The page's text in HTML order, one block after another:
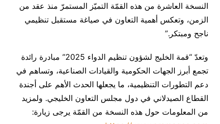
النسخة العاشرة من هذه القمّة التميّز المستمرّ منذ عقد من
الزمن، وتعكس أهمية التعاون في صياغة مستقبل تنظيمي
ناجح ومبتكر.”
وتعدّ “قمة الخليج لشؤون تنظيم الدواء 2025” مبادرة رائدة
تجمع أبرز الجهات الحكومية والقيادات الصناعية، وتساهم في
دعم التطورات التنظيمية، ما يجعلها الحدث الأهم على أجندة
القطاع الصيدلاني في دول مجلس التعاون الخليجي. ولمزيد
من المعلومات حول هذه النسخة من القمّة يرجى زيارة: